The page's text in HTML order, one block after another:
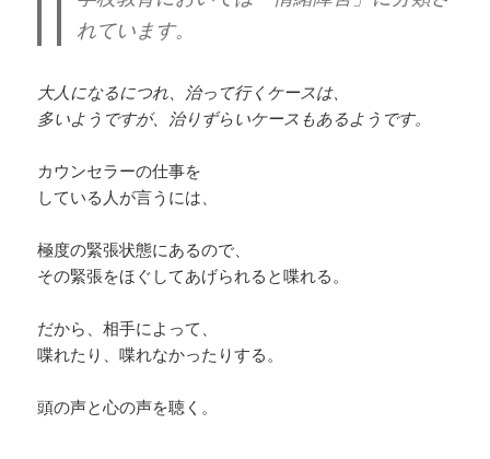
れています。
大人になるにつれ、治って行くケースは、
多いようですが、治りずらいケースもあるようです。
カウンセラーの仕事を
している人が言うには、
極度の緊張状態にあるので、
その緊張をほぐしてあげられると喋れる。
だから、相手によって、
喋れたり、喋れなかったりする。
頭の声と心の声を聴く。